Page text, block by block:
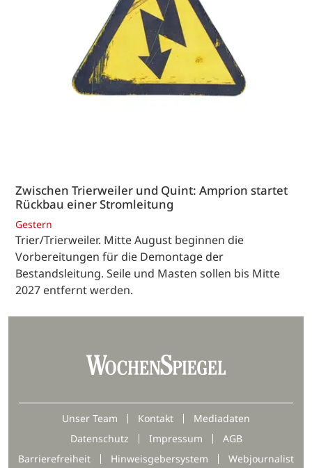
Zwischen Trierweiler und Quint: Amprion startet
Rückbau einer Stromleitung
Gestern
Trier/Trierweiler. Mitte August beginnen die
Vorbereitungen für die Demontage der
Bestandsleitung. Seile und Masten sollen bis Mitte
2027 entfernt werden.
Unser Team Kontakt
Mediadaten
Datenschutz
Impressum
AGB
Barrierefreiheit
Hinweisgebersystem Webjournalist